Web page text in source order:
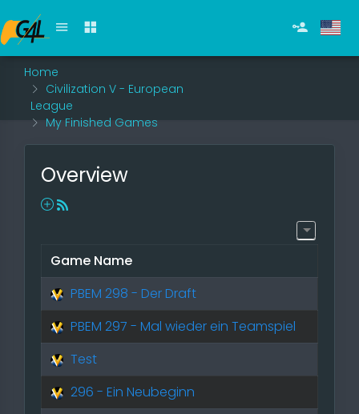
Home
Civilization V - European
League
My Finished Games
Overview
Game Name
PBEM 298 - Der Draft
PBEM 297 - Mal wieder ein Teamspiel
Test
296 - Ein Neubeginn